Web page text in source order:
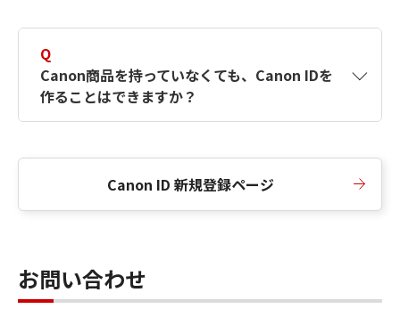
Q
Canon商品を持っていなくても、Canon IDを
作ることはできますか？
Canon ID 新規登録ページ
お問い合わせ